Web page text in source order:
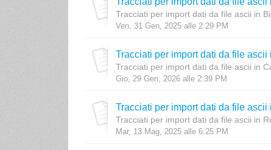
Tracciati per import dati da file ascii in
Ven, 31 Gen, 2025 alle 2:29 PM
Tracciati per import dati da file
Tracciati per import dati da file ascii in
Gio, 29 Gen, 2026 alle 2:39 PM
Tracciati per import dati da file
Tracciati per import dati da file ascii in
Mar, 13 Mag, 2025 alle 6:25 PM